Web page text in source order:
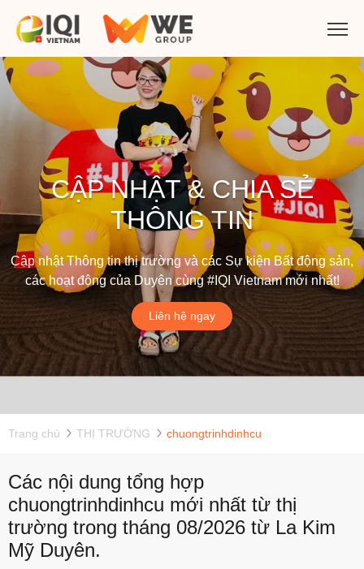
CẬP NHẬT & CHIA SẺ
THÔNG TIN
Cập nhật Thông tin thị trường và các Sự kiện Bất động sản,
các hoạt động của Duyên cùng #IQI Vietnam mới nhất!
Liên hệ ngay
Trang chủ THỊ TRƯỜNG chuongtrinhdinhcu
Các nội dung tổng hợp
chuongtrinhdinhcu mới nhất từ thị
trường trong tháng 08/2026 từ La Kim
Mỹ Duyên.